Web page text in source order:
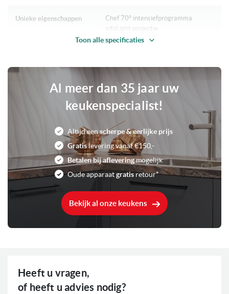
Unieke eigenschappen
Chef 70° intensiefprogramma
infoLight projectie
Druktoetsen
Geluidsniveau 48 dB normaal
Inhoud 12 Couverts
Aansluitwaarde 2400 Watt
Kenmerken vaatwassers
Functie: Programmaduur verkorten
Veiligheid: Aquastop
Toon alle specificaties
Al meer dan 35 jaar uw
keukenspecialist!
Altijd eenscherpe & eerlijke prijs
Gratislevering vanaf €150,-
Betalen bij afleveringmogelijk
Oude apparaatgratisretour*
Bekijk al onze keukens
Heeft u vragen,
of heeft u advies nodig?